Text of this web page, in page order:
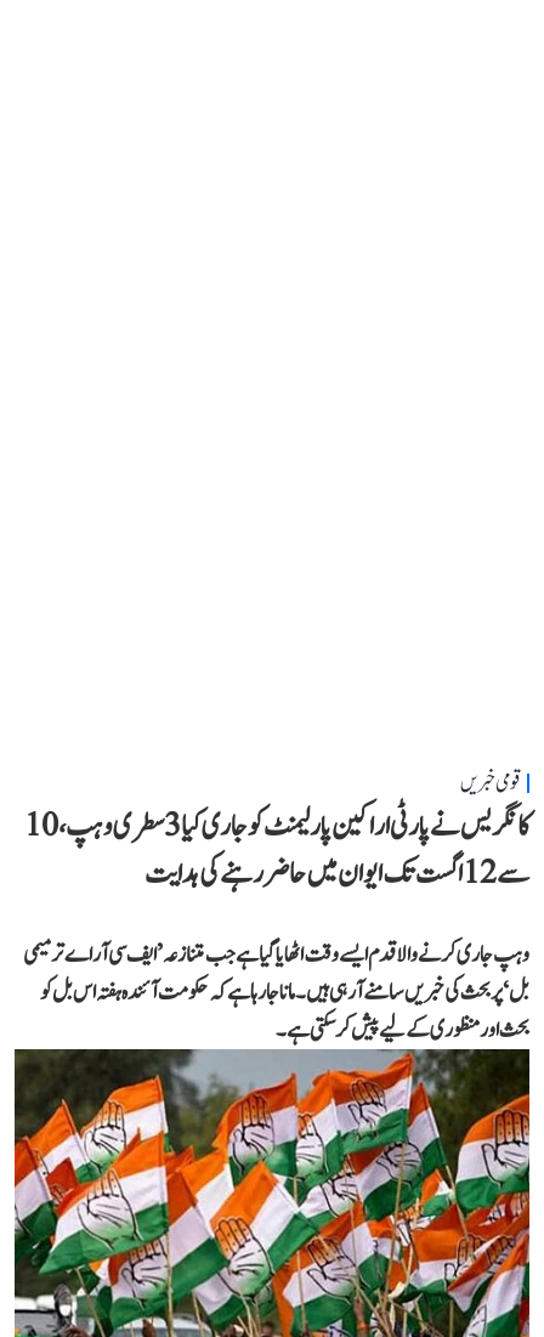
قومی خبریں
کانگریس نے پارٹی اراکین پارلیمنٹ کو جاری کیا 3 سطری وہپ، 10
سے 12 اگست تک ایوان میں حاضر رہنے کی ہدایت
وہپ جاری کرنے والا قدم ایسے وقت اٹھایا گیا ہے جب متنازعہ ’ایف سی آر اے ترمیمی
بل‘ پر بحث کی خبریں سامنے آ رہی ہیں۔ مانا جا رہا ہے کہ حکومت آئندہ ہفتہ اس بل کو
بحث اور منظوری کے لیے پیش کر سکتی ہے۔